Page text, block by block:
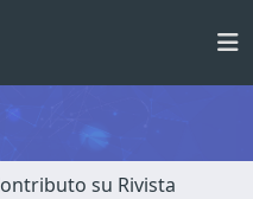
su Rivista